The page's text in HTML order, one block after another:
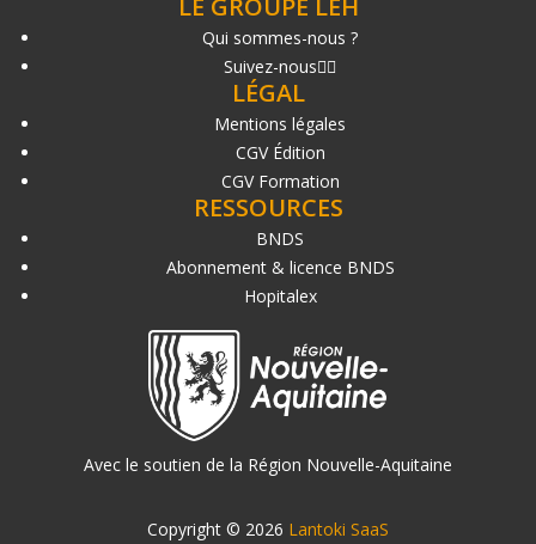
LE GROUPE LEH
Qui sommes-nous ?
Suivez-nous
LÉGAL
Mentions légales
CGV Édition
CGV Formation
RESSOURCES
BNDS
Abonnement & licence BNDS
Hopitalex
Avec le soutien de la Région Nouvelle-Aquitaine
Copyright © 2026 Lantoki SaaS